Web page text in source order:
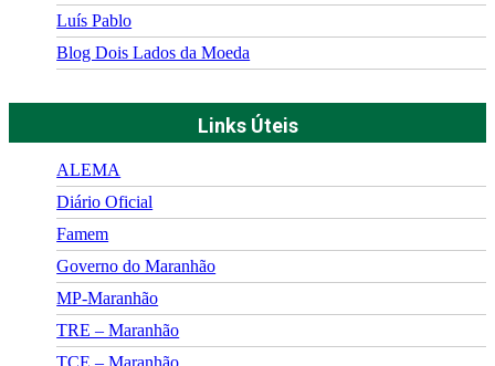
Luís Pablo
Blog Dois Lados da Moeda
Links Úteis
ALEMA
Diário Oficial
Famem
Governo do Maranhão
MP-Maranhão
TRE – Maranhão